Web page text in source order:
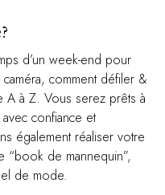
d’un week-end pour
comment défiler &
A à Z. Vous serez prêts à
confiance et
également réaliser votre
de mannequin”,
de mode.